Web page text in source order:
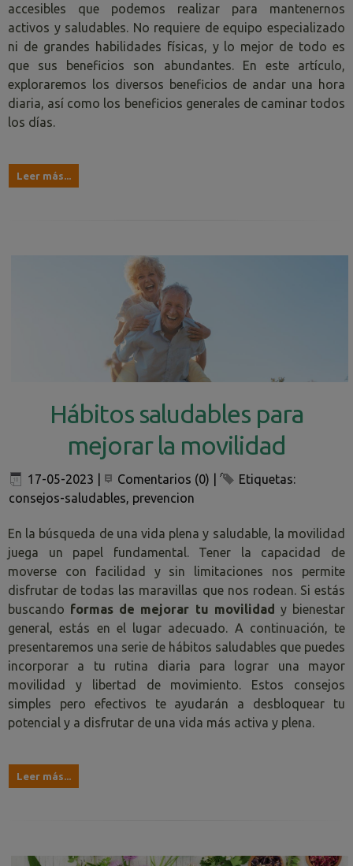
accesibles que podemos realizar para mantenernos
activos y saludables. No requiere de equipo especializado
ni de grandes habilidades físicas, y lo mejor de todo es
que sus beneficios son abundantes. En este artículo,
exploraremos los diversos beneficios de andar una hora
diaria, así como los beneficios generales de caminar todos
los días.
Leer más...
Hábitos saludables para
mejorar la movilidad
17-05-2023 Comentarios (0)
Etiquetas:
consejos-saludables, prevencion
En la búsqueda de una vida plena y saludable, la movilidad
juega un papel fundamental. Tener la capacidad de
moverse con facilidad y sin limitaciones nos permite
disfrutar de todas las maravillas que nos rodean. Si estás
buscando formas de mejorar tu movilidad y bienestar
general, estás en el lugar adecuado. A continuación, te
presentaremos una serie de hábitos saludables que puedes
incorporar a tu rutina diaria para lograr una mayor
movilidad y libertad de movimiento. Estos consejos
simples pero efectivos te ayudarán a desbloquear tu
potencial y a disfrutar de una vida más activa y plena.
Leer más...